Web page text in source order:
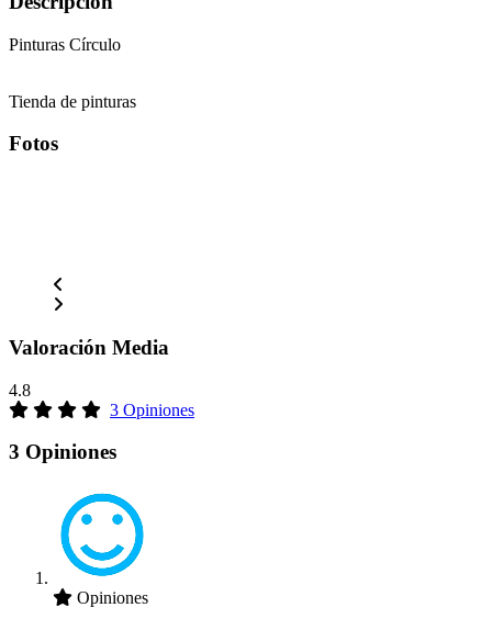
Pinturas Círculo
Tienda de pinturas
Fotos
Valoración Media
4.8
3 Opiniones
3 Opiniones
Opiniones